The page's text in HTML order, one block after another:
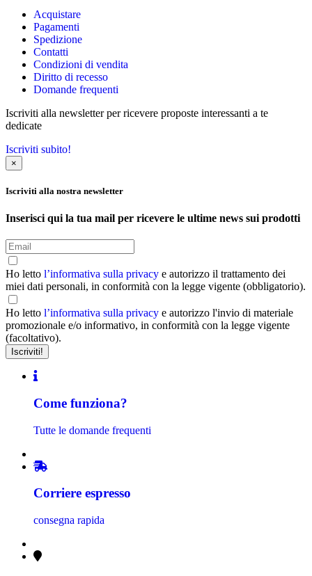
Acquistare
Pagamenti
Spedizione
Contatti
Condizioni di vendita
Diritto di recesso
Domande frequenti
Iscriviti alla newsletter per ricevere proposte interessanti a te
dedicate
Iscriviti subito!
×
Iscriviti alla nostra newsletter
Inserisci qui la tua mail per ricevere le ultime news sui prodotti
Ho letto l’informativa sulla privacy e autorizzo il trattamento dei
miei dati personali, in conformità con la legge vigente (obbligatorio).
Ho letto l’informativa sulla privacy e autorizzo l'invio di materiale
promozionale e/o informativo, in conformità con la legge vigente
(facoltativo).
Come funziona?
Tutte le domande frequenti
Corriere espresso
consegna rapida